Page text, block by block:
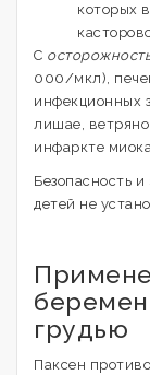
которых
С
000/мкл),
инфекционных
лишае,
инфаркте
Безопасность
детей не
грудью
Паксен